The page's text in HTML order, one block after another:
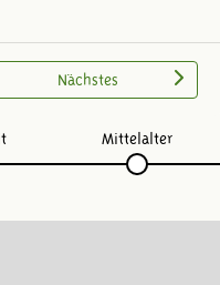
Nächstes
Mittelalter